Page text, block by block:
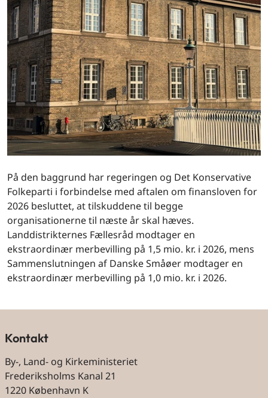
På den baggrund har regeringen og Det Konservative
Folkeparti i forbindelse med aftalen om finansloven for
2026 besluttet, at tilskuddene til begge
organisationerne til næste år skal hæves.
Landdistrikternes Fællesråd modtager en
ekstraordinær merbevilling på 1,5 mio. kr. i 2026, mens
Sammenslutningen af Danske Småøer modtager en
ekstraordinær merbevilling på 1,0 mio. kr. i 2026.
Kontakt
By-, Land- og Kirkeministeriet
Frederiksholms Kanal 21
1220 København K